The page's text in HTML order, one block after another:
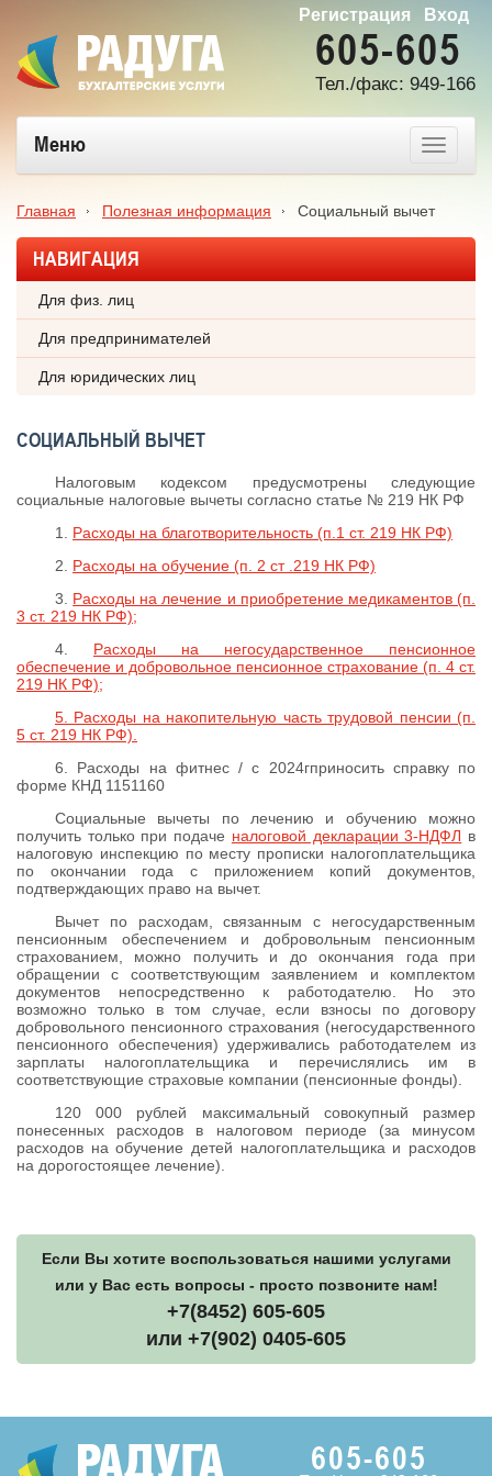
Регистрация Вход
605-605
Тел./факс: 949-166
Меню
Главная Полезная информация Социальный вычет
НАВИГАЦИЯ
Для физ. лиц
Для предпринимателей
Для юридических лиц
СОЦИАЛЬНЫЙ ВЫЧЕТ
Налоговым кодексом предусмотрены следующие
социальные налоговые вычеты согласно статье № 219 НК РФ
1. Расходы на благотворительность (п.1 ст. 219 НК РФ)
2. Расходы на обучение (п. 2 ст .219 НК РФ)
3. Расходы на лечение и приобретение медикаментов (п.
3 ст. 219 НК РФ);
4. Расходы на негосударственное пенсионное
обеспечение и добровольное пенсионное страхование (п. 4 ст.
219 НК РФ);
5. Расходы на накопительную часть трудовой пенсии (п.
5 ст. 219 НК РФ).
6. Расходы на фитнес / с 2024гприносить справку по
форме КНД 1151160
Социальные вычеты по лечению и обучению можно
получить только при подаче налоговой декларации 3-НДФЛ в
налоговую инспекцию по месту прописки налогоплательщика
по окончании года с приложением копий документов,
подтверждающих право на вычет.
Вычет по расходам, связанным с негосударственным
пенсионным обеспечением и добровольным пенсионным
страхованием, можно получить и до окончания года при
обращении с соответствующим заявлением и комплектом
документов непосредственно к работодателю. Но это
возможно только в том случае, если взносы по договору
добровольного пенсионного страхования (негосударственного
пенсионного обеспечения) удерживались работодателем из
зарплаты налогоплательщика и перечислялись им в
соответствующие страховые компании (пенсионные фонды).
120 000 рублей максимальный совокупный размер
понесенных расходов в налоговом периоде (за минусом
расходов на обучение детей налогоплательщика и расходов
на дорогостоящее лечение).
Если Вы хотите воспользоваться нашими услугами
или у Вас есть вопросы - просто позвоните нам!
+7(8452) 605-605
или +7(902) 0405-605
605-605